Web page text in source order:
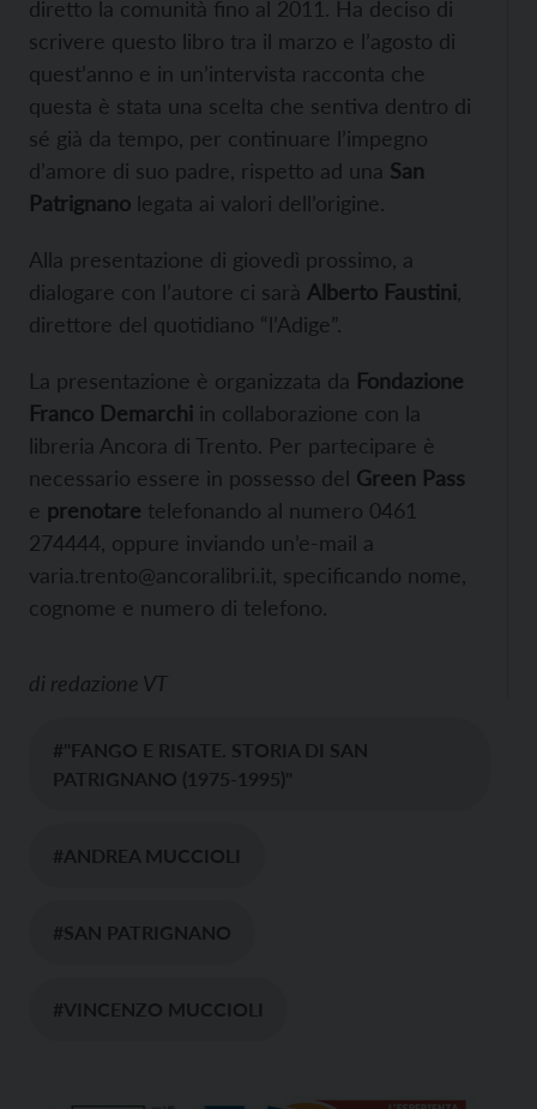
diretto la comunità fino al 2011. Ha deciso di
scrivere questo libro tra il marzo e l’agosto di
quest’anno e in un’intervista racconta che
questa è stata una scelta che sentiva dentro di
sé già da tempo, per continuare l’impegno
d’amore di suo padre, rispetto ad una San
Patrignano legata ai valori dell’origine.
Alla presentazione di giovedì prossimo, a
dialogare con l’autore ci sarà Alberto Faustini
direttore del quotidiano “l’Adige”.
La presentazione è organizzata da Fondazione
Franco Demarchi in collaborazione con la
libreria Ancora di Trento. Per partecipare è
necessario essere in possesso del Green Pass
e prenotare telefonando al numero 0461
274444, oppure inviando un’e-mail a
varia.trento@ancoralibri.it, specificando nome,
cognome e numero di telefono.
di redazione VT
#"FANGO E RISATE. STORIA DI SAN
PATRIGNANO (1975-1995)"
#ANDREA MUCCIOLI
#SAN PATRIGNANO
#VINCENZO MUCCIOLI